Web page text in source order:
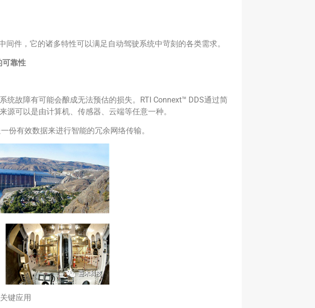
件，它的诸多特性可以满足自动驾驶系统中苛刻的各类需求。
可靠性
故障有可能会酿成无法预估的损失。RTI Connext™ DDS通过简
可以是由计算机、传感器、云端等任意一种。
份有效数据来进行智能的冗余网络传输。
键应用